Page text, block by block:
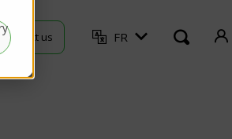
Contact us FR